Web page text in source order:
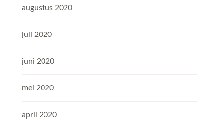
augustus 2020
juli 2020
juni 2020
mei 2020
april 2020